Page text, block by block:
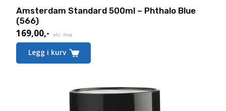
Amsterdam Standard 500ml – Phthalo Blue
(566)
169,00,- eks. mva.
Legg i kurv